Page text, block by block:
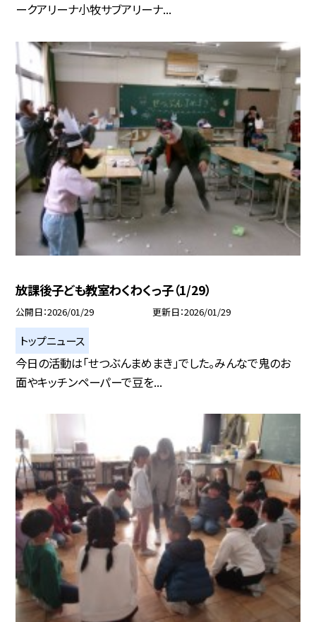
ークアリーナ小牧サブアリーナ...
放課後子ども教室わくわくっ子（1/29）
公開日 2026/01/29 更新日 2026/01/29
トップニュース
今日の活動は「せつぶんまめまき」でした。みんなで鬼のお
面やキッチンペーパーで豆を...